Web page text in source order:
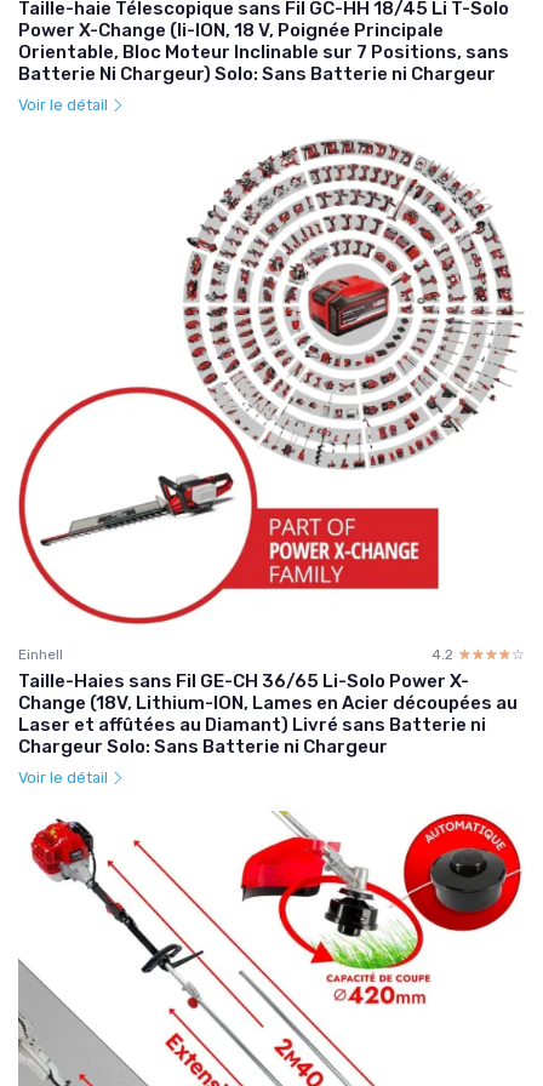
Taille-haie Télescopique sans Fil GC-HH 18/45 Li T-Solo
Power X-Change (li-ION, 18 V, Poignée Principale
Orientable, Bloc Moteur Inclinable sur 7 Positions, sans
Batterie Ni Chargeur) Solo: Sans Batterie ni Chargeur
Voir le détail
Einhell 4.2 ☆☆☆☆☆
★★★★★
Taille-Haies sans Fil GE-CH 36/65 Li-Solo Power X-
Change (18V, Lithium-ION, Lames en Acier découpées au
Laser et affûtées au Diamant) Livré sans Batterie ni
Chargeur Solo: Sans Batterie ni Chargeur
Voir le détail